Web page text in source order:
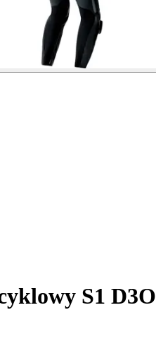
S1 D3O